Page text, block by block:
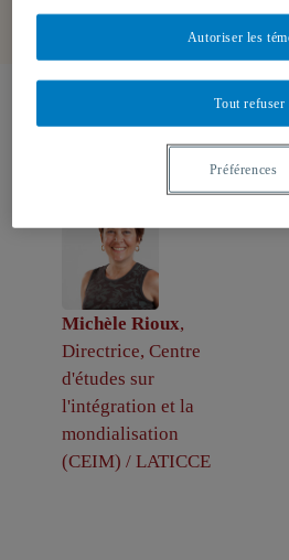
Auteurs-trices
Michèle Rioux,
Directrice, Centre
d'études sur
l'intégration et la
mondialisation
(CEIM) / LATICCE
Tout refuser
Autoriser les
Préférences